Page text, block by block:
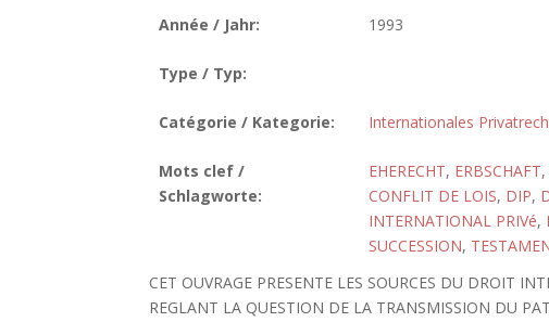
Année / Jahr: 1993
Type / Typ:
Catégorie / Kategorie: Internationales
Mots clef /
Schlagworte:
EHERECHT, ERBSCHAFT,
CONFLIT DE LOIS, DIP,
INTERNATIONAL PRIVé,
SUCCESSION,
CET OUVRAGE PRESENTE LES SOURCES DU DROIT
REGLANT LA QUESTION DE LA TRANSMISSION DU